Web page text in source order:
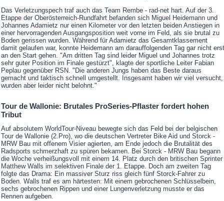
Das Verletzungspech traf auch das Team Rembe - rad-net hart. Auf der 3.
Etappe der Oberösterreich-Rundfahrt befanden sich Miguel Heidemann und
Johannes Adamietz nur einen Kilometer vor den letzten beiden Anstiegen in
einer hervorragenden Ausgangsposition weit vorne im Feld, als sie brutal zu
Boden gerissen wurden. Während für Adamietz das Gesamtklassement
damit gelaufen war, konnte Heidemann am darauffolgenden Tag gar nicht erst
an den Start gehen. "Am dritten Tag sind leider Miguel und Johannes trotz
sehr guter Position im Finale gestürzt", klagte der sportliche Leiter Fabian
Peplau gegenüber RSN. "Die anderen Jungs haben das Beste daraus
gemacht und taktisch schnell umgestellt. Insgesamt haben wir viel versucht,
wurden aber leider nicht belohnt."
Tour de Wallonie: Brutales ProSeries-Pflaster fordert hohen
Tribut
Auf absolutem WorldTour-Niveau bewegte sich das Feld bei der belgischen
Tour de Wallonie (2.Pro), wo die deutschen Vertreter Bike Aid und Storck -
MRW Bau mit offenem Visier agierten, am Ende jedoch die Brutalität des
Radsports schmerzhaft zu spüren bekamen. Bei Storck - MRW Bau begann
die Woche verheißungsvoll mit einem 14. Platz durch den britischen Sprinter
Matthew Walls im selektiven Finale der 1. Etappe. Doch am zweiten Tag
folgte das Drama: Ein massiver Sturz riss gleich fünf Storck-Fahrer zu
Boden. Walls traf es am härtesten: Mit einem gebrochenen Schlüsselbein,
sechs gebrochenen Rippen und einer Lungenverletzung musste er das
Rennen aufgeben.